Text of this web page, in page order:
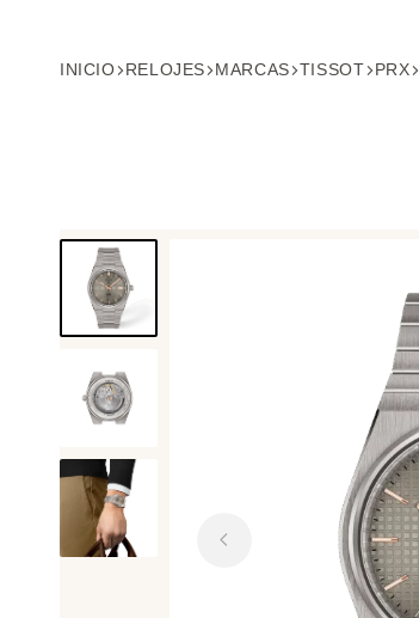
INICIO RELOJES MARCAS TISSOT PRX